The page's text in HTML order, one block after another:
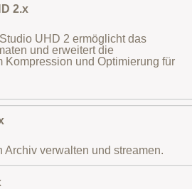
2.x
UHD 2 ermöglicht das
und erweitert die
Kompression und Optimierung für
verwalten und streamen.